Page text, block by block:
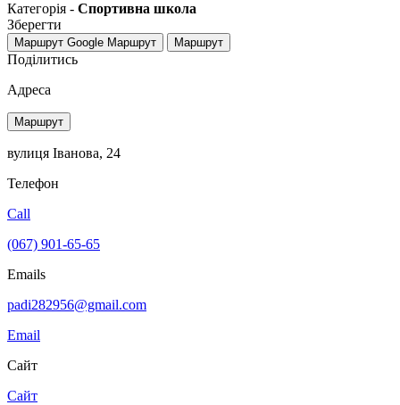
Категорія - Спортивна школа
Зберегти
Маршрут Google Маршрут Маршрут
Поділитись
Адреса
Маршрут
вулиця Іванова, 24
Телефон
Call
(067) 901-65-65
Emails
padi282956@gmail.com
Email
Сайт
Сайт